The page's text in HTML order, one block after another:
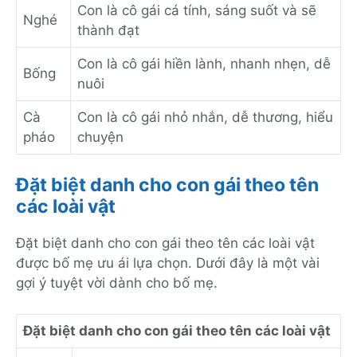
Nghé
Con là cô gái cá tính, sáng suốt và sẽ
thành đạt
Bống
Con là cô gái hiền lành, nhanh nhẹn, dễ
nuôi
Cà
pháo
Con là cô gái nhỏ nhắn, dễ thương, hiểu
chuyện
Đặt biệt danh cho con gái theo tên
các loài vật
Đặt biệt danh cho con gái theo tên các loài vật
được bố mẹ ưu ái lựa chọn. Dưới đây là một vài
gợi ý tuyệt vời dành cho bố mẹ.
Đặt biệt danh cho con gái theo tên các loài vật